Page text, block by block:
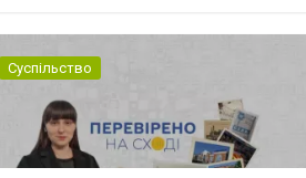
Суспільство